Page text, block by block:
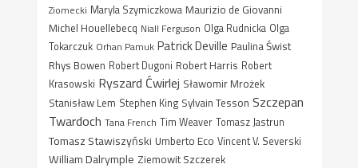
Ziomecki Maryla Szymiczkowa Maurizio de Giovanni
Michel Houellebecq Niall Ferguson Olga Rudnicka Olga
Tokarczuk Orhan Pamuk Patrick Deville Paulina Świst
Rhys Bowen Robert Dugoni Robert Harris Robert
Krasowski Ryszard Ćwirlej Sławomir Mrożek
Stanisław Lem Stephen King Sylvain Tesson Szczepan
Twardoch Tana French Tim Weaver Tomasz Jastrun
Tomasz Stawiszyński Umberto Eco Vincent V. Severski
William Dalrymple Ziemowit Szczerek